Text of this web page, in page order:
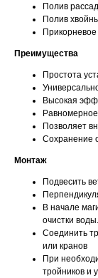
Полив
Полив
Преимущества
Простота
Высокая
Позволяет
Сохранение
Монтаж
Подвесить
В начале
очистки
Соединить
или кранов
При
тройников и